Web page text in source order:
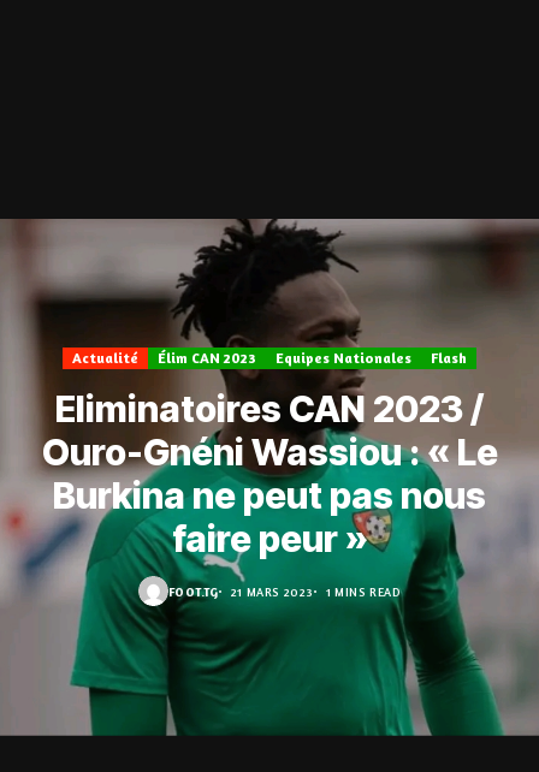
Actualité Élim CAN 2023 Equipes Nationales Flash
Eliminatoires CAN 2023 /
Ouro-Gnéni Wassiou : « Le
Burkina ne peut pas nous
faire peur »
FOOT.TG 21 MARS 2023 1 MINS READ